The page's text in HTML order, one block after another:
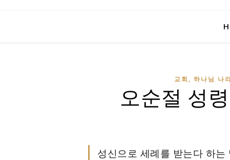
교회, 하나님
오순절 성
성신으로 세례를 받는다 하